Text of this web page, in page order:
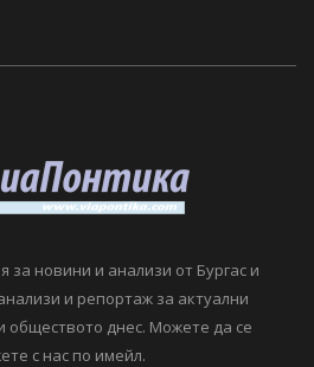
за новини и анализи от Бургас и
и репортаж за актуални
обществото днес. Можете да се
с нас по имейл.